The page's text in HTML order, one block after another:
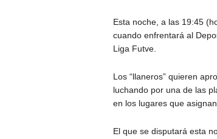
Esta noche, a las 19:45
cuando enfrentará al
Liga Futve.
Los “llaneros” quieren
luchando por una de las
en los lugares que
El que se disputará esta